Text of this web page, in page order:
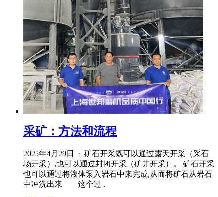
采矿：方法和流程
2025年4月29日 · 矿石开采既可以通过露天开采（采石
场开采）,也可以通过封闭开采（矿井开采）。 矿石开采
也可以通过将液体泵入岩石中来完成,从而将矿石从岩石
中冲洗出来——这个过 .